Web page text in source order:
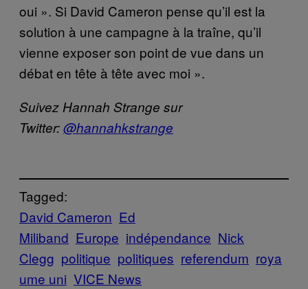
oui ». Si David Cameron pense qu’il est la
solution à une campagne à la traîne, qu’il
vienne exposer son point de vue dans un
débat en tête à tête avec moi ».
Suivez Hannah Strange sur
Twitter:@hannahkstrange
Tagged:
David Cameron Ed
Miliband Europe indépendance Nick
Clegg politique politiques referendum roya
ume uni VICE News